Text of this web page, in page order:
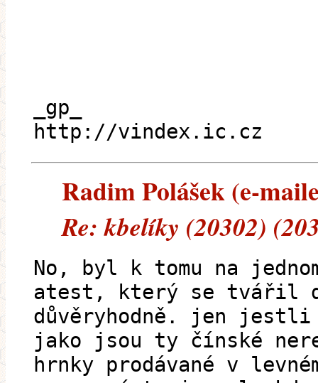
_gp_
http://vindex.ic.cz
Radim Polášek (e-
Re: kbelíky (20302)
No, byl k tomu na
atest, který se tvářil
důvěryhodně. jen
jako jsou ty čínské
hrnky prodávané v